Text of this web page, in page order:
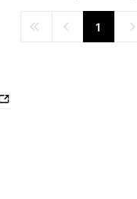
1